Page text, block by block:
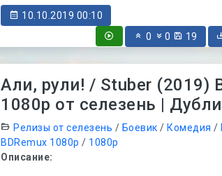
10.10.2019 00:10
0
0 19
Али, рули! / Stuber (2019)
1080p от селезень |
Релизы от селезень / Боевик /Комедия /
BDRemux 1080p / 1080p
Описание: